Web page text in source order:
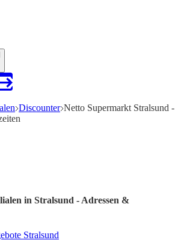
Discounter Netto Supermarkt Stralsund -
in Stralsund - Adressen &
Stralsund